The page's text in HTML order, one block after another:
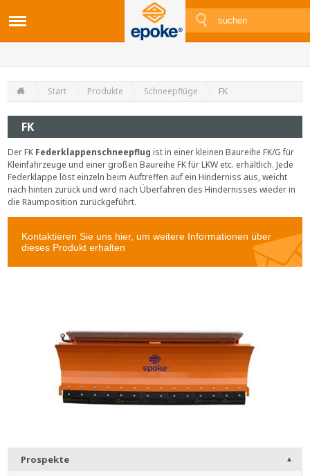
Start Produkte Schneepflüge FK
FK
Der FK Federklappenschneepflug ist in einer kleinen Baureihe FK/G für
Kleinfahrzeuge und einer großen Baureihe FK für LKW etc. erhältlich. Jede
Federklappe löst einzeln beim Auftreffen auf ein Hinderniss aus, weicht
nach hinten zurück und wird nach Überfahren des Hindernisses wieder in
die Räumposition zurückgeführt.
Prospekte